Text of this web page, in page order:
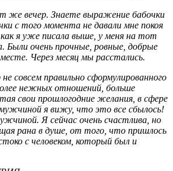
же вечер. Знаете выражение бабочки
с того момента не давали мне покоя
я уже писала выше, у меня на тот
очень прочные, ровные, добрые
Через месяц мы расстались.
совсем правильно сформулированного
нежных отношений, больше
свои прошлогодние желания, в сфере
я вижу, что это все сбылось!
Я сейчас очень счастлива, но
рана в душе, от того, что пришлось
с человеком, который был и